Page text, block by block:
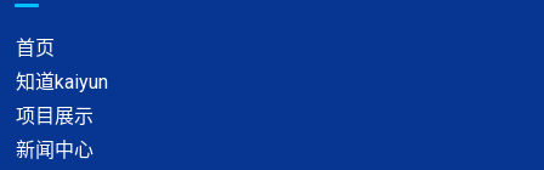
首页
知道kaiyun
项目展示
新闻中心